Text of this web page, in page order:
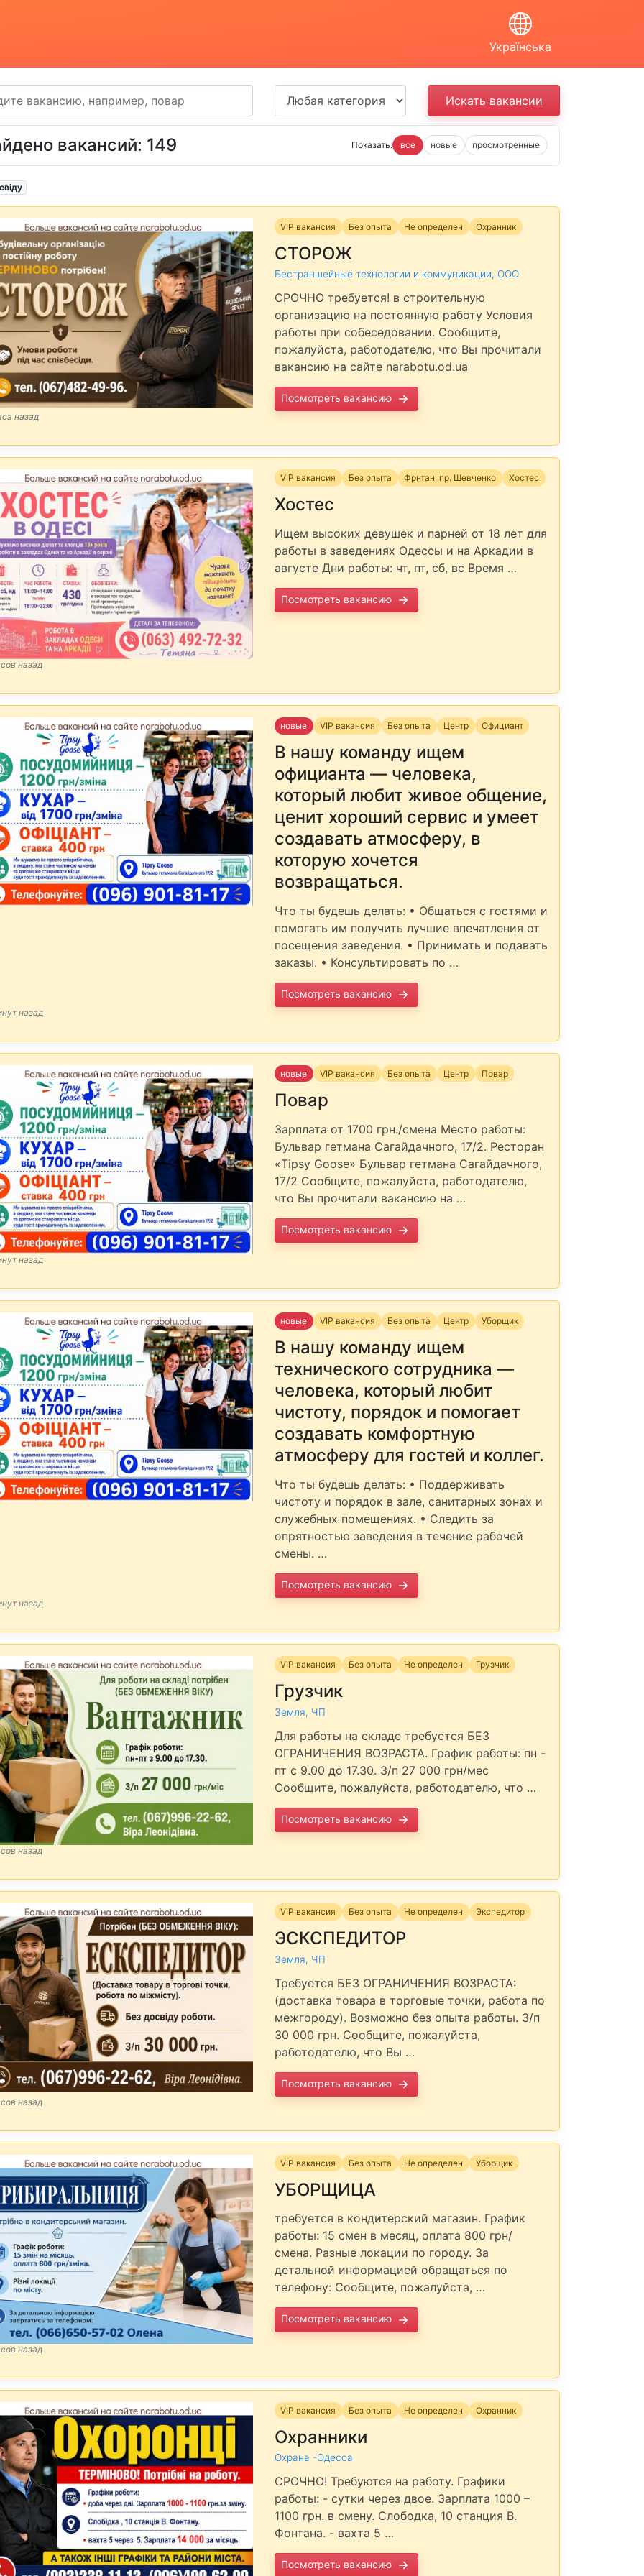
Українська
вакансий: 149 Показать: все новые просмотренные
VIP вакансия Без опыта Не определен Охранник
СТОРОЖ
Бестраншейные технологии и коммуникации, ООО
СРОЧНО требуется! в строительную
организацию на постоянную работу Условия
работы при собеседовании. Сообщите,
пожалуйста, работодателю, что Вы прочитали
вакансию на сайте narabotu.od.ua
Посмотреть вакансию
назад
VIP вакансия Без опыта Фрнтан, пр. Шевченко Хостес
Хостес
Ищем высоких девушек и парней от 18 лет для
работы в заведениях Одессы и на Аркадии в
августе Дни работы: чт, пт, сб, вс Время …
Посмотреть вакансию
назад
новые VIP вакансия Без опыта Центр Официант
В нашу команду ищем
официанта — человека,
который любит живое общение,
ценит хороший сервис и умеет
создавать атмосферу, в
которую хочется
возвращаться.
Что ты будешь делать: • Общаться с гостями и
помогать им получить лучшие впечатления от
посещения заведения. • Принимать и подавать
заказы. • Консультировать по …
Посмотреть вакансию
назад
новые VIP вакансия Без опыта Центр Повар
Повар
Зарплата от 1700 грн./смена Место работы:
Бульвар гетмана Сагайдачного, 17/2. Ресторан
«Tipsy Goose» Бульвар гетмана Сагайдачного,
17/2 Сообщите, пожалуйста, работодателю,
что Вы прочитали вакансию на …
Посмотреть вакансию
назад
новые VIP вакансия Без опыта Центр Уборщик
В нашу команду ищем
технического сотрудника —
человека, который любит
чистоту, порядок и помогает
создавать комфортную
атмосферу для гостей и коллег.
Что ты будешь делать: • Поддерживать
чистоту и порядок в зале, санитарных зонах и
служебных помещениях. • Следить за
опрятностью заведения в течение рабочей
смены. …
Посмотреть вакансию
назад
VIP вакансия Без опыта Не определен Грузчик
Грузчик
Земля, ЧП
Для работы на складе требуется БЕЗ
ОГРАНИЧЕНИЯ ВОЗРАСТА. График работы: пн -
пт с 9.00 до 17.30. З/п 27 000 грн/мес
Сообщите, пожалуйста, работодателю, что …
Посмотреть вакансию
назад
VIP вакансия Без опыта Не определен Экспедитор
ЭСКСПЕДИТОР
Земля, ЧП
Требуется БЕЗ ОГРАНИЧЕНИЯ ВОЗРАСТА:
(доставка товара в торговые точки, работа по
межгороду). Возможно без опыта работы. З/п
30 000 грн. Сообщите, пожалуйста,
работодателю, что Вы …
Посмотреть вакансию
назад
VIP вакансия Без опыта Не определен Уборщик
УБОРЩИЦА
требуется в кондитерский магазин. График
работы: 15 смен в месяц, оплата 800 грн/
смена. Разные локации по городу. За
детальной информацией обращаться по
телефону: Сообщите, пожалуйста, …
Посмотреть вакансию
назад
VIP вакансия Без опыта Не определен Охранник
Охранники
Охрана -Одесса
СРОЧНО! Требуются на работу. Графики
работы: - сутки через двое. Зарплата 1000 –
1100 грн. в смену. Слободка, 10 станция В.
Фонтана. - вахта 5 …
Посмотреть вакансию